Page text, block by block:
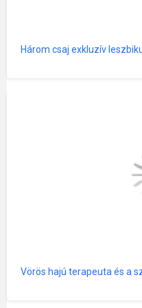
Három csaj exkluzív
Vörös hajú terapeuta és a